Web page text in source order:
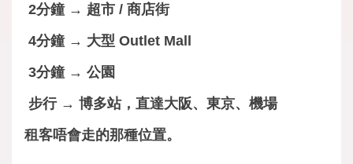
2分鐘 → 超市 / 商店街
4分鐘 → 大型 Outlet Mall
3分鐘 → 公園
步行 → 博多站，直達大阪、東京、機場
租客唔會走的那種位置。